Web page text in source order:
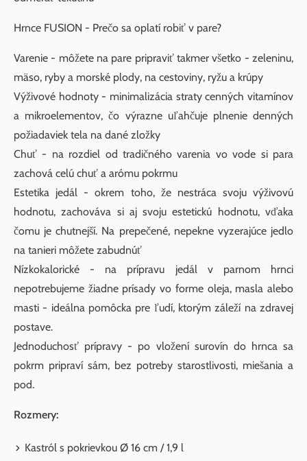
Hrnce FUSION - Prečo sa oplatí robiť v pare?
Varenie - môžete na pare pripraviť takmer všetko - zeleninu,
mäso, ryby a morské plody, na cestoviny, ryžu a krúpy
Výživové hodnoty - minimalizácia straty cenných vitamínov
a mikroelementov, čo výrazne uľahčuje plnenie denných
požiadaviek tela na dané zložky
Chuť - na rozdiel od tradičného varenia vo vode si para
zachová celú chuť a arómu pokrmu
Estetika jedál - okrem toho, že nestráca svoju výživovú
hodnotu, zachováva si aj svoju estetickú hodnotu, vďaka
čomu je chutnejší. Na prepečené, nepekne vyzerajúce jedlo
na tanieri môžete zabudnúť
Nízkokalorické - na prípravu jedál v parnom hrnci
nepotrebujeme žiadne prísady vo forme oleja, masla alebo
masti - ideálna pomôcka pre ľudí, ktorým záleží na zdravej
postave.
Jednoduchosť prípravy - po vložení surovín do hrnca sa
pokrm pripraví sám, bez potreby starostlivosti, miešania a
pod.
Rozmery:
Kastról s pokrievkou Ø 16 cm / 1,9 l